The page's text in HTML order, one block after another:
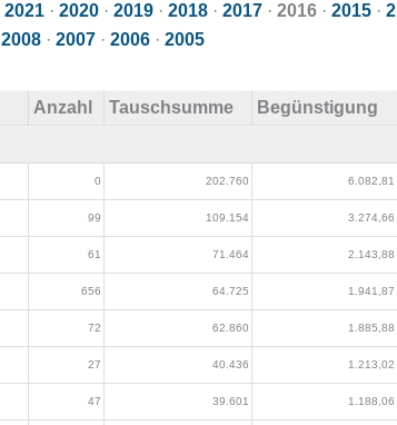
2021 · 2020 · 2019 · 2018 · 2017 · 2016 · 2015 · 2
2008 · 2007 · 2006 · 2005
Anzahl Tauschsumme
Begünstigung
0 202.760 6.082,81
99 109.154 3.274,66
61 71.464 2.143,88
656 64.725 1.941,87
72 62.860 1.885,88
27 40.436 1.213,02
47 39.601 1.188,06